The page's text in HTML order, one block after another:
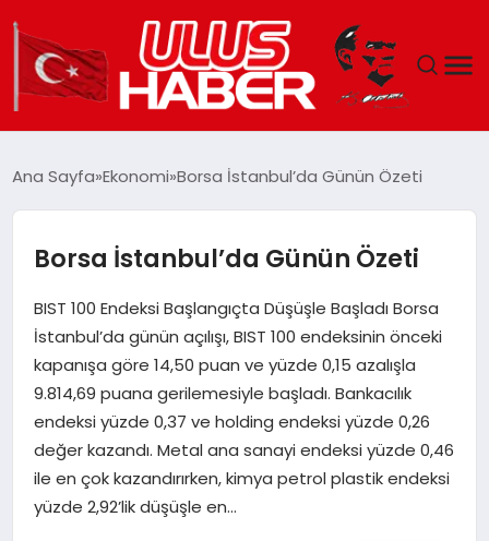
DÜNYA
EKONOMI
SIYASET
TEKNOLOJI
EĞITIM
MAGAZIN
Ana Sayfa Ekonomi Borsa İstanbul’da Günün Özeti
Borsa İstanbul’da Günün Özeti
BIST 100 Endeksi Başlangıçta Düşüşle Başladı Borsa
İstanbul’da günün açılışı, BIST 100 endeksinin önceki
kapanışa göre 14,50 puan ve yüzde 0,15 azalışla
9.814,69 puana gerilemesiyle başladı. Bankacılık
endeksi yüzde 0,37 ve holding endeksi yüzde 0,26
değer kazandı. Metal ana sanayi endeksi yüzde 0,46
ile en çok kazandırırken, kimya petrol plastik endeksi
yüzde 2,92’lik düşüşle en…